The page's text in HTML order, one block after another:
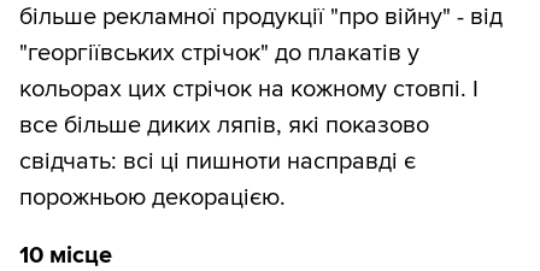
більше рекламної продукції "про війну" - від
"георгіївських стрічок" до плакатів у
кольорах цих стрічок на кожному стовпі. І
все більше диких ляпів, які показово
свідчать: всі ці пишноти насправді є
порожньою декорацією.
10 місце